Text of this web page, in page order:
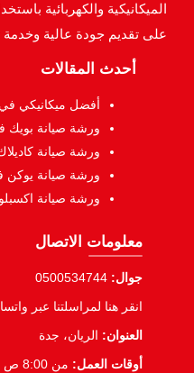
الميكانيكية والكهربائية
على تقديم جودة عالية وخدمة
أحدث المقالات
أفضل ميكانيكي
ورشة صيانة بويك
ورشة صيانة
ورشة صيانة يوكن
ورشة صيانة
معلومات الاتصال
جوال: 0500534744
انقر هنا لمراسلتنا عبر
العنوان: الريان، جدة
أوقات العمل: من 8:00 ص حتى 10:00 م (عدا الجمعة)